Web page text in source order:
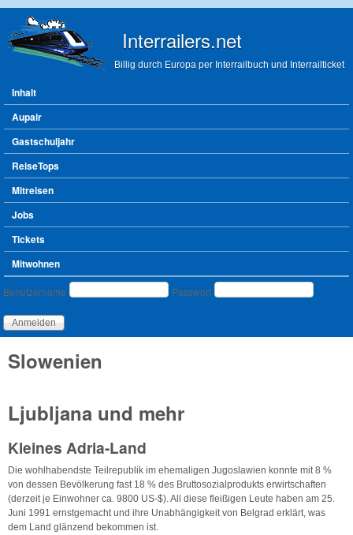
Interrailers.net
Billig durch Europa per Interrailbuch und Interrailticket
Hauptmenü
Inhalt
Aupair
Gastschuljahr
ReiseTops
Mitreisen
Jobs
Tickets
Mitwohnen
Benutzeranmeldung
Benutzername Passwort
Slowenien
Ljubljana und mehr
Kleines Adria-Land
Die wohlhabendste Teilrepublik im ehemaligen Jugoslawien konnte mit 8 %
von dessen Bevölkerung fast 18 % des Bruttosozialprodukts erwirtschaften
(derzeit je Einwohner ca. 9800 US-$). All diese fleißigen Leute haben am 25.
Juni 1991 ernstgemacht und ihre Unabhängigkeit von Belgrad erklärt, was
dem Land glänzend bekommen ist.